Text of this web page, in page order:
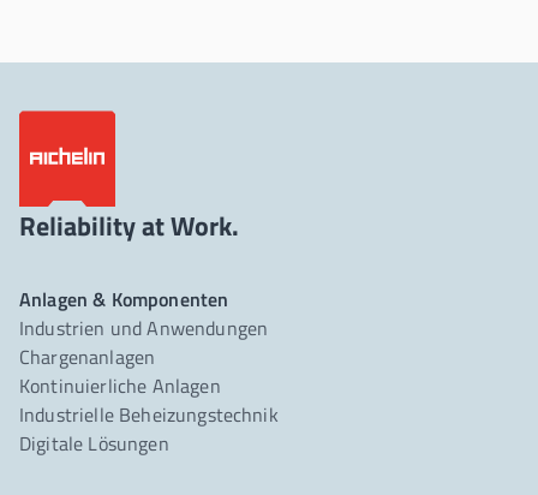
Reliability at Work.
Anlagen & Komponenten
Industrien und Anwendungen
Chargenanlagen
Kontinuierliche Anlagen
Industrielle Beheizungstechnik
Digitale Lösungen